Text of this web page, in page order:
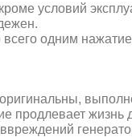
условий
всего одним
продлевает жизнь